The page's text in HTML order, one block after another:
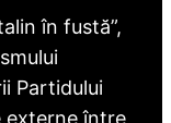
în fustă”,
Partidului
externe între